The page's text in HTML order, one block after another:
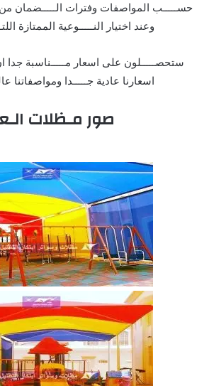
وعند اختيار النـــــوعية الممتازة
ستحصـــــلون على اسعار مـــــناسبة جدا
اسعارنا عادية جـــــدا ومواصفاتنا
صور مـظلات